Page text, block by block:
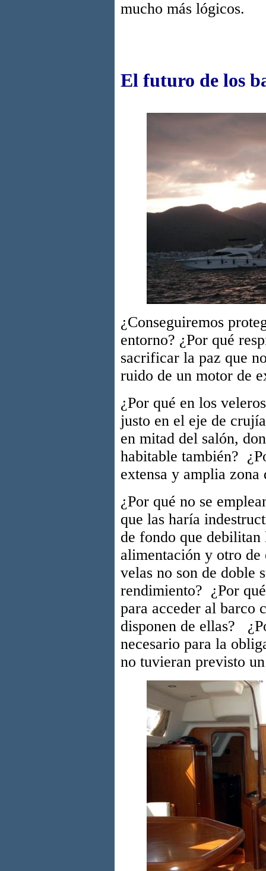
mucho más lógicos.
El futuro de los
¿Conseguiremos
entorno? ¿Por qué
sacrificar la paz que
ruido de un motor de
¿Por qué en los
justo en el eje de
en mitad del salón,
habitable también?
extensa y amplia zona
¿Por qué no se
que las haría
de fondo que debilitan
alimentación y otro
velas no son de doble
rendimiento? ¿Por
para acceder al barco
disponen de ellas?
necesario para la
no tuvieran previsto